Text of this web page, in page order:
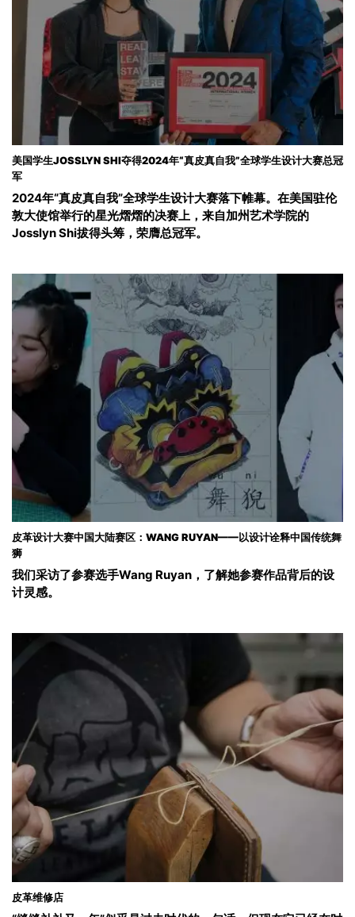
美国学生JOSSLYN SHI夺得2024年“真皮真自我”全球学生设计大赛总冠
军
2024年“真皮真自我”全球学生设计大赛落下帷幕。在美国驻伦
敦大使馆举行的星光熠熠的决赛上，来自加州艺术学院的
Josslyn Shi拔得头筹，荣膺总冠军。
皮革设计大赛中国大陆赛区：WANG RUYAN——以设计诠释中国传统舞
狮
我们采访了参赛选手Wang Ruyan，了解她参赛作品背后的设
计灵感。
皮革维修店